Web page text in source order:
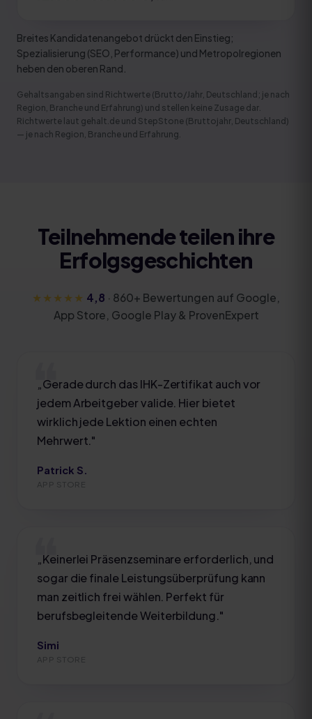
Breites Kandidatenangebot drückt den Einstieg;
Spezialisierung (SEO, Performance) und Metropolregionen
heben den oberen Rand.
Gehaltsangaben sind Richtwerte (Brutto/Jahr, Deutschland; je nach
Region, Branche und Erfahrung) und stellen keine Zusage dar.
Richtwerte laut gehalt.de und StepStone (Bruttojahr, Deutschland)
— je nach Region, Branche und Erfahrung.
Teilnehmende teilen ihre
Erfolgsgeschichten
★★★★★ 4,8 · 860+ Bewertungen auf Google,
App Store, Google Play & ProvenExpert
„Gerade durch das IHK-Zertifikat auch vor
jedem Arbeitgeber valide. Hier bietet
wirklich jede Lektion einen echten
Mehrwert."
Patrick S.
APP STORE
„Keinerlei Präsenzseminare erforderlich, und
sogar die finale Leistungsüberprüfung kann
man zeitlich frei wählen. Perfekt für
berufsbegleitende Weiterbildung."
Simi
APP STORE